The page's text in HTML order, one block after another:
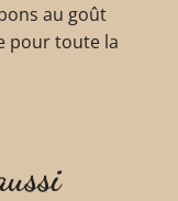
au goût
pour toute la